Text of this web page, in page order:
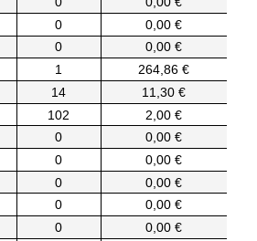
0
0,00 €
0
0,00 €
1
264,86 €
14
11,30 €
102
2,00 €
0
0,00 €
0
0,00 €
0
0,00 €
0
0,00 €
0
0,00 €